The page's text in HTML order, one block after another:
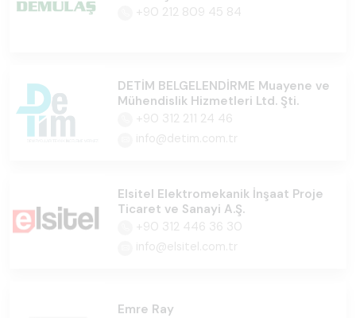
+90 212 809 45 84
DETİM BELGELENDİRME Muayene ve
Mühendislik Hizmetleri Ltd. Şti.
+90 312 211 24 46
info@detim.com.tr
Elsitel Elektromekanik İnşaat Proje
Ticaret ve Sanayi A.Ş.
+90 312 446 36 30
info@elsitel.com.tr
Emre Ray